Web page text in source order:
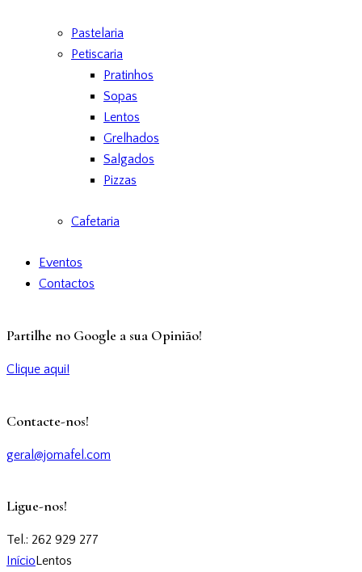
Pastelaria
Petiscaria
Pratinhos
Sopas
Lentos
Grelhados
Salgados
Pizzas
Cafetaria
Eventos
Contactos
Partilhe no Google a sua Opinião!
Clique aqui!
Contacte-nos!
geral@jomafel.com
Ligue-nos!
Tel.: 262 929 277
Início Lentos